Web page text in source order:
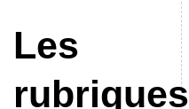
Les
rubriques